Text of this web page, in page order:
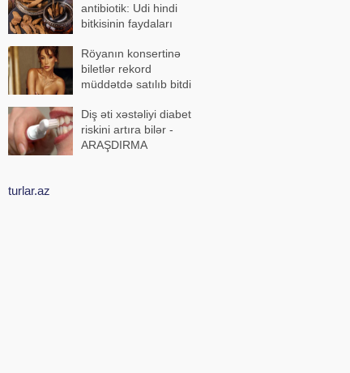
antibiotik: Udi hindi
bitkisinin faydaları
Röyanın konsertinə
biletlər rekord
müddətdə satılıb bitdi
Diş əti xəstəliyi diabet
riskini artıra bilər -
ARAŞDIRMA
turlar.az